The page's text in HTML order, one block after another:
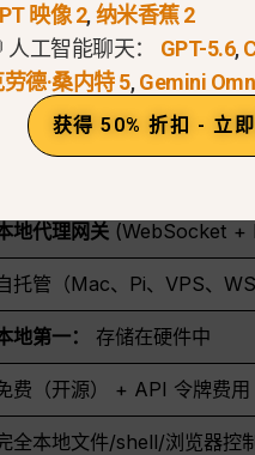
或 Discord）直
三方云自动化平台。.
地代理网关 (WebSocket +
托管（Mac、Pi、VPS、
地第一： 存储在硬件中
费（开源） + API 令牌费用
全本地文件/shell/浏览器控
映像 2,纳米香蕉 2
人工智能聊天： GPT-5.6,
德·桑内特 5,Gemini
获得 50% 折扣 - 立